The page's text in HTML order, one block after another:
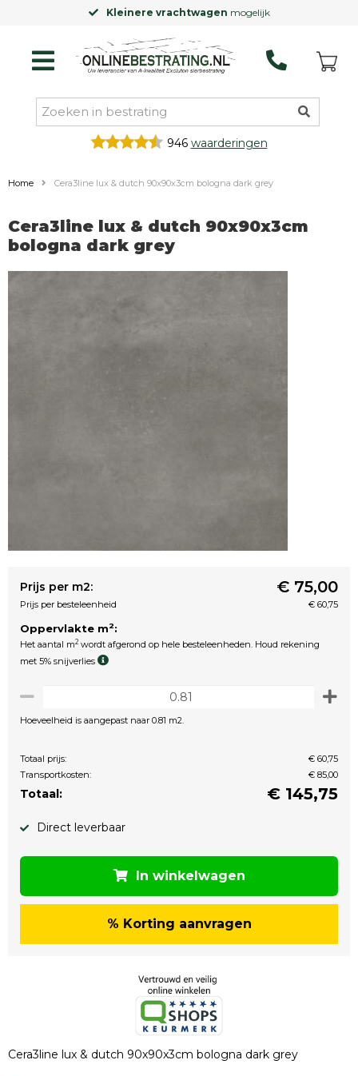
Kleinere vrachtwagen mogelijk
946 waarderingen
Home Cera3line lux & dutch 90x90x3cm bologna dark grey
Cera3line lux & dutch 90x90x3cm
bologna dark grey
Prijs per m2: € 75,00
Prijs per besteleenheid € 60,75
Oppervlakte m2:
Het aantal m2 wordt afgerond op hele besteleenheden. Houd rekening
met 5% snijverlies
Hoeveelheid is aangepast naar 0.81 m2.
Totaal prijs:
€ 60,75
Transportkosten:
€ 85,00
Totaal: € 145,75
Direct leverbaar
In winkelwagen
% Korting aanvragen
Cera3line lux & dutch 90x90x3cm bologna dark grey